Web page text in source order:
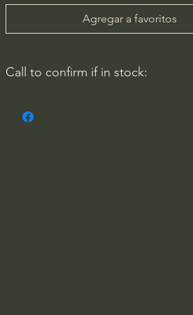
Agregar a favoritos
Call to confirm if in stock:
Riverside County